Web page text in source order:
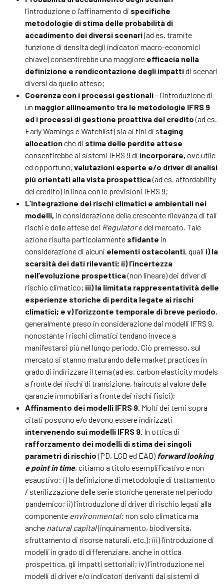
l’introduzione o l’affinamento di specifiche
metodologie di stima delle probabilità di
accadimento dei diversi scenari(ad es. tramite
funzione di densità degli indicatori macro-economici
chiave) consentirebbe una maggiore efficacia nella
definizione e rendicontazione degli impattidi scenari
diversi da quello atteso;
Coerenza con i processi gestionali– l’introduzione di
un maggior allineamento tra le metodologie IFRS 9
ed i processi di gestione proattiva del credito(ad es.
Early Warnings e Watchlist) sia ai fini di staging
allocationche di stima delle perdite attese
consentirebbe ai sistemi IFRS 9 di incorporare, ove utile
ed opportuno, valutazioni esperte e/o driver di analisi
più orientati alla vista prospettica(ad es. affordability
del credito) in linea con le previsioni IFRS 9;
L’integrazione dei rischi climatici e ambientali nei
modelli, in considerazione della crescente rilevanza di tali
rischi e delle attese dei Regulatore del mercato. Tale
azione risulta particolarmente sfidante in
considerazione di alcuni elementi ostacolanti, quali i) la
scarsità dei dati rilevanti; ii) l’incertezza
nell’evoluzione prospettica(non lineare) dei driver di
rischio climatico; iii) la limitata rappresentatività delle
esperienze storiche di perdita legate ai rischi
climatici; e v) l’orizzonte temporale di breve periodo,
generalmente preso in considerazione dai modelli IFRS 9,
nonostante i rischi climatici tendano invece a
manifestarsi più nel lungo periodo. Ciò premesso, sul
mercato si stanno maturando delle market practices in
grado di indirizzare il tema (ad es. carbon elasticity models
a fronte dei rischi di transizione, haircuts al valore delle
garanzie immobiliari a fronte dei rischi fisici);
Affinamento dei modelli IFRS 9. Molti dei temi sopra
citati possono e/o devono essere indirizzati
intervenendo sui modelli IFRS 9. In ottica di
rafforzamento dei modelli di stima dei singoli
parametri di rischio(PD, LGD ed EAD) forward looking
e point in time, citiamo a titolo esemplificativo e non
esaustivo: i) la definizione di metodologie di trattamento
/ sterilizzazione delle serie storiche generate nel periodo
pandemico; ii) l’introduzione di driver di rischio legati alla
componente environmental: non solo climatica ma
anche natural capital(inquinamento, biodiversità,
sfruttamento di risorse naturali, etc.); iii) l’introduzione di
modelli in grado di differenziare, anche in ottica
prospettica, gli impatti settoriali; iv) l’introduzione nei
modelli di driver e/o indicatori derivanti dai sistemi di